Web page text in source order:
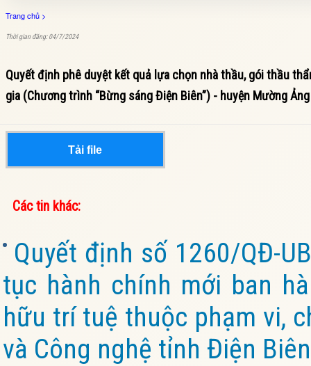
Trang chủ >
Thời gian đăng: 04/7/2024
Quyết định phê duyệt kết quả lựa chọn nhà thầu, gói thầu
gia (Chương trình “Bừng sáng Điện Biên”) - huyện Mường Ảng
Tải file
Các tin khác:
Quyết định số 1260/QĐ-
tục hành chính mới ban
hữu trí tuệ thuộc phạm vi,
và Công nghệ tỉnh Điện Biên